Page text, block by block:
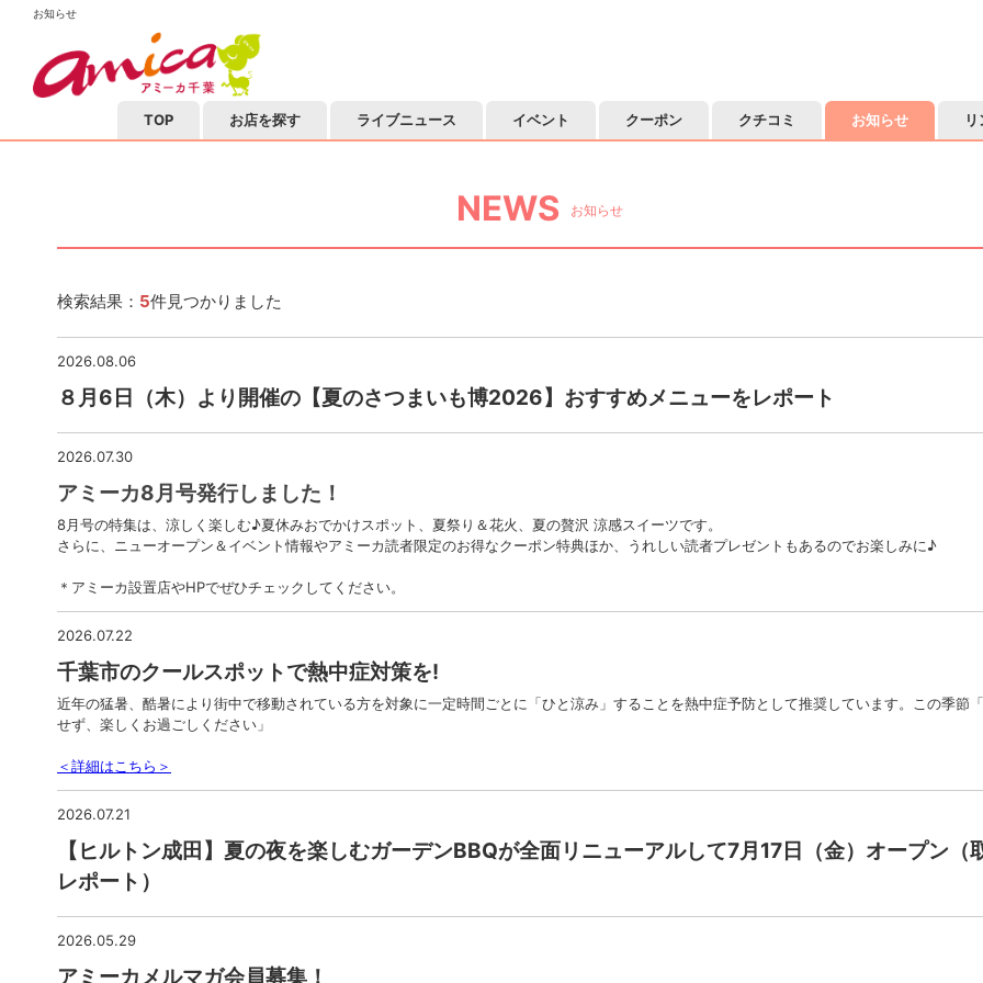
お知らせ
TOP お店を探す ライブニュース イベント クーポン クチコミ お知らせ
NEWS お知らせ
検索結果： 5件見つかりました
2026.08.06
８月6日（木）より開催の【夏のさつまいも博2026】おすすめメニューをレポート
2026.07.30
アミーカ8月号発行しました！
8月号の特集は、涼しく楽しむ♪夏休みおでかけスポット、夏祭り＆花火、夏の贅沢 涼感スイーツです。
さらに、ニューオープン＆イベント情報やアミーカ読者限定のお得なクーポン特典ほか、うれしい読者プレゼントもあるのでお楽しみに♪
＊アミーカ設置店やHPでぜひチェックしてください。
2026.07.22
千葉市のクールスポットで熱中症対策を!
近年の猛暑、酷暑により街中で移動されている方を対象に一定時間ごとに「ひと涼み」することを熱中症予防として推奨しています。この季節
せず、楽しくお過ごしください」
＜詳細はこちら＞
2026.07.21
【ヒルトン成田】夏の夜を楽しむガーデンBBQが全面リニューアルして7月17日（金）オープン（
レポート）
2026.05.29
アミーカメルマガ会員募集！